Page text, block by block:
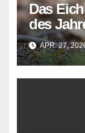
Das
des
APR. 27,